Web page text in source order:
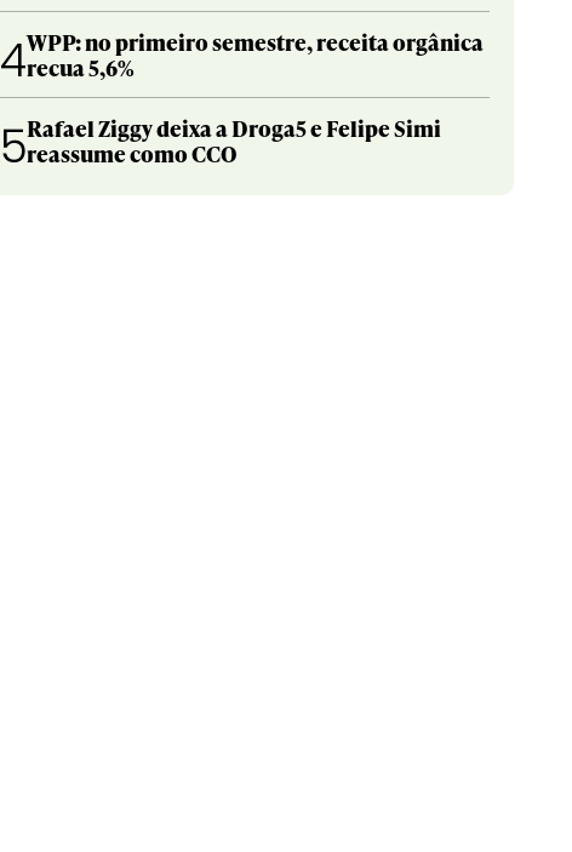
4WPP: no primeiro semestre, receita orgânica
recua 5,6%
5Rafael Ziggy deixa a Droga5 e Felipe Simi
reassume como CCO